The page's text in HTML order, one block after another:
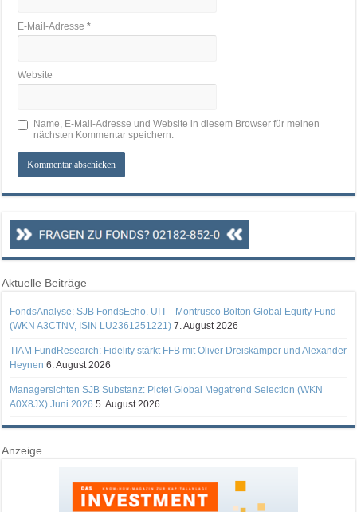
E-Mail-Adresse*
Website
Name, E-Mail-Adresse und Website in diesem Browser für meinen
nächsten Kommentar speichern.
Aktuelle Beiträge
FondsAnalyse: SJB FondsEcho. UI I – Montrusco Bolton Global Equity Fund
(WKN A3CTNV, ISIN LU2361251221) 7. August 2026
TIAM FundResearch: Fidelity stärkt FFB mit Oliver Dreiskämper und Alexander
Heynen 6. August 2026
Managersichten SJB Substanz: Pictet Global Megatrend Selection (WKN
A0X8JX) Juni 2026 5. August 2026
Anzeige